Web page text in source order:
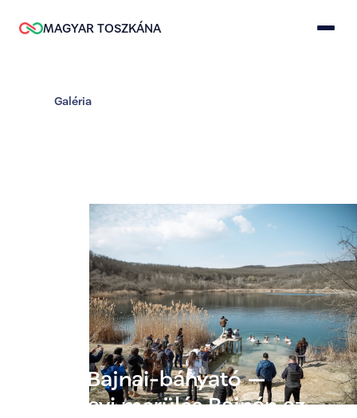
MAGYAR TOSZKÁNA
Galéria
Bajna, Bajnai-bányató —
Bányatavi merülés Bajnán az